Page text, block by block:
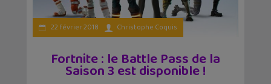
22 février 2018 Christophe Coquis
Fortnite : le Battle Pass de la
Saison 3 est disponible !